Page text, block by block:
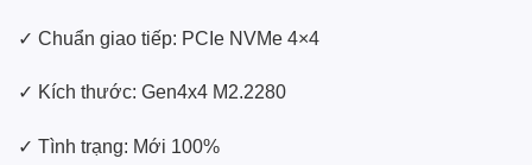
✓ Chuẩn giao tiếp: PCIe NVMe 4×4
✓ Kích thước: Gen4x4 M2.2280
✓ Tình trạng: Mới 100%